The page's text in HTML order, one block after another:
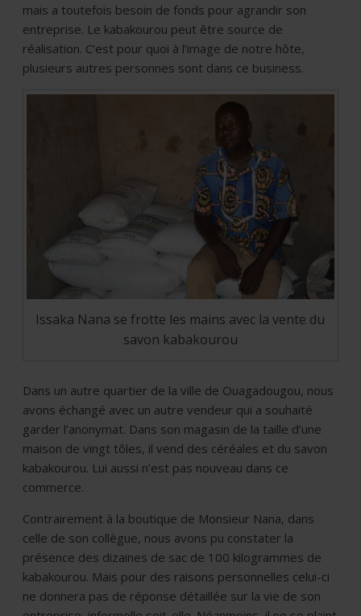
mais a toutefois besoin de fonds pour agrandir son
entreprise. Le kabakourou peut être source de
réalisation. C’est pour quoi à l’image de notre hôte,
plusieurs autres personnes sont dans ce business.
Issaka Nana se frotte les mains avec la vente du
savon kabakourou
Dans un autre quartier de la ville de Ouagadougou, nous
avons échangé avec un autre vendeur qui a souhaité
garder l’anonymat. Dans son magasin de la taille d’une
maison de vingt tôles, il vend des céréales et du savon
kabakourou. Lui aussi n’est pas nouveau dans ce
commerce.
Contrairement à la boutique de Monsieur Nana, dans
celle de son collègue, nous avons pu constater la
présence des dizaines de sac de 100 kilogrammes de
kabakourou. Mais pour des raisons personnelles celui-ci
ne donnera pas de réponse détaillée sur la vie de son